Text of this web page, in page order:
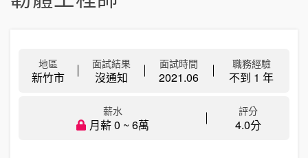
地區
新竹市
面試結果
沒通知
面試時間
2021.06
職務經驗
不到 1 年
薪水
月薪 0 ~ 6萬
評分
4.0分